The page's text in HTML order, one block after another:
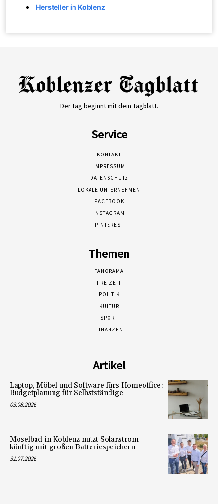
Hersteller in Koblenz
Der Tag beginnt mit dem Tagblatt.
Service
KONTAKT
IMPRESSUM
DATENSCHUTZ
LOKALE UNTERNEHMEN
FACEBOOK
INSTAGRAM
PINTEREST
Themen
PANORAMA
FREIZEIT
POLITIK
KULTUR
SPORT
FINANZEN
Artikel
Laptop, Möbel und Software fürs Homeoffice:
Budgetplanung für Selbstständige
03.08.2026
Moselbad in Koblenz nutzt Solarstrom
künftig mit großen Batteriespeichern
31.07.2026